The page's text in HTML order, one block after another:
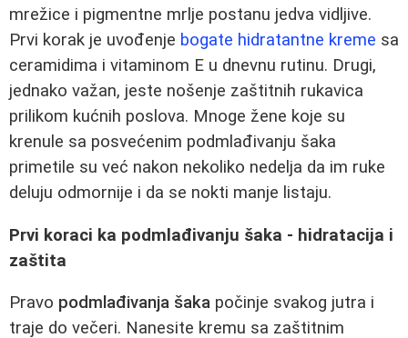
mrežice i pigmentne mrlje postanu jedva vidljive.
Prvi korak je uvođenje bogate hidratantne kreme sa
ceramidima i vitaminom E u dnevnu rutinu. Drugi,
jednako važan, jeste nošenje zaštitnih rukavica
prilikom kućnih poslova. Mnoge žene koje su
krenule sa posvećenim podmlađivanju šaka
primetile su već nakon nekoliko nedelja da im ruke
deluju odmornije i da se nokti manje listaju.
Prvi koraci ka podmlađivanju šaka - hidratacija i
zaštita
Pravo podmlađivanja šaka počinje svakog jutra i
traje do večeri. Nanesite kremu sa zaštitnim